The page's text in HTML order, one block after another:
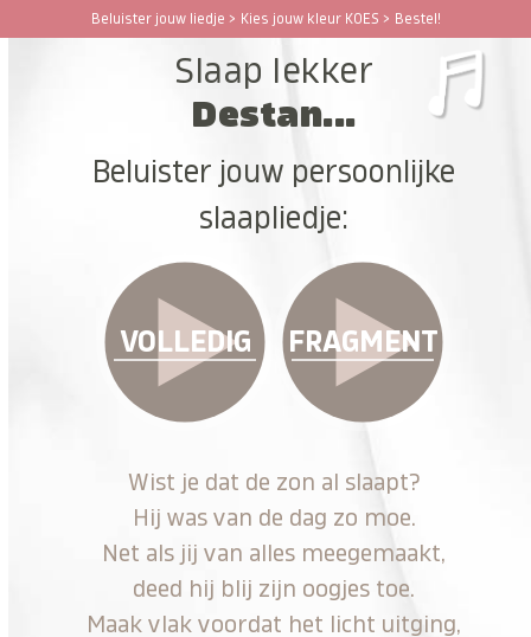
Beluister jouw liedje > Kies jouw kleur KOES > Bestel!
Open
Close
Slaap lekker
Destan...
Beluister jouw persoonlijke
slaapliedje:
VOLLEDIG FRAGMENT
Wist je dat de zon al slaapt?
Hij was van de dag zo moe.
Net als jij van alles meegemaakt,
deed hij blij zijn oogjes toe.
Maak vlak voordat het licht uitging,